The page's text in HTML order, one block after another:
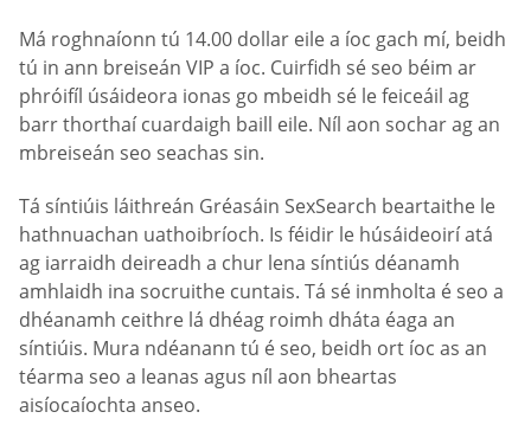
Má roghnaíonn tú 14.00 dollar eile a íoc gach mí, beidh
tú in ann breiseán VIP a íoc. Cuirfidh sé seo béim ar
phróifíl úsáideora ionas go mbeidh sé le feiceáil ag
barr thorthaí cuardaigh baill eile. Níl aon sochar ag an
mbreiseán seo seachas sin.
Tá síntiúis láithreán Gréasáin SexSearch beartaithe le
hathnuachan uathoibríoch. Is féidir le húsáideoirí atá
ag iarraidh deireadh a chur lena síntiús déanamh
amhlaidh ina socruithe cuntais. Tá sé inmholta é seo a
dhéanamh ceithre lá dhéag roimh dháta éaga an
síntiúis. Mura ndéanann tú é seo, beidh ort íoc as an
téarma seo a leanas agus níl aon bheartas
aisíocaíochta anseo.